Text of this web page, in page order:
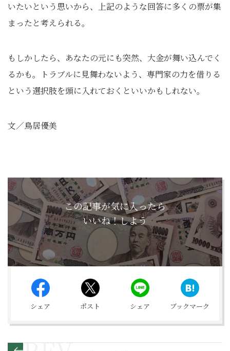
いたいという思いから、上記のような回答に多くの票が集
まったと考えられる。
もしかしたら、あなたの元にも突然、大金が舞い込んでく
るかも。トラブルに見舞わないよう、専門家の力を借りる
という選択肢を頭に入れておくといいかもしれない。
文／鳥居優美
この記事が気に入ったら
いいね！しよう
シェア ポスト シェア ブックマーク